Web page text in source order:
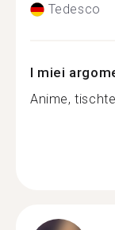
Tedesco
I miei
Anime,